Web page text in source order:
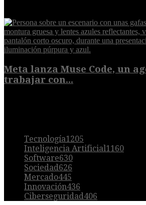
Meta lanza Muse Code, un
trabajar con...
Tecnología1205
Inteligencia Artificial1160
Software630
Sociedad626
Mercado445
Innovación436
Ciberseguridad406